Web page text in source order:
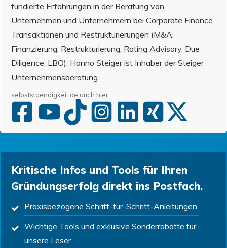
fundierte Erfahrungen in der Beratung von
Unternehmen und Unternehmern bei Corporate Finance
Transaktionen und Restrukturierungen (M&A,
Finanzierung, Restrukturierung, Rating Advisory, Due
Diligence, LBO). Hanno Steiger ist Inhaber der Steiger
Unternehmensberatung.
selbststaendigkeit.de auch hier:
Kritische Infos und Tools für Ihren
Gründungserfolg direkt ins Postfach.
Praxisbezogene Schritt-für-Schritt-Anleitungen.
Wichtige Tools und exklusive Sonderrabatte für
unsere Leser.